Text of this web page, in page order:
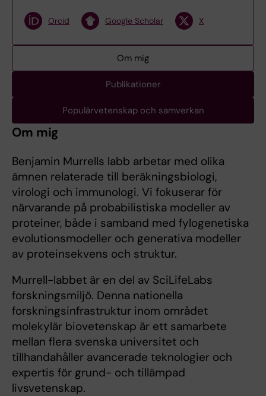
Orcid Google Scholar X
Om mig
Publikationer
Populärvetenskap och samverkan
Om mig
Benjamin Murrells labb arbetar med olika
ämnen relaterade till beräkningsbiologi,
virologi och immunologi. Vi fokuserar för
närvarande på probabilistiska modeller av
proteiner, både i samband med fylogenetiska
evolutionsmodeller och generativa modeller
av proteinsekvens och struktur.
Murrell-labbet är en del av SciLifeLabs
forskningsmiljö. Denna nationella
forskningsinfrastruktur inom området
molekylär biovetenskap är ett samarbete
mellan flera svenska universitet och
tillhandahåller avancerade teknologier och
expertis för grund- och tillämpad
livsvetenskap.